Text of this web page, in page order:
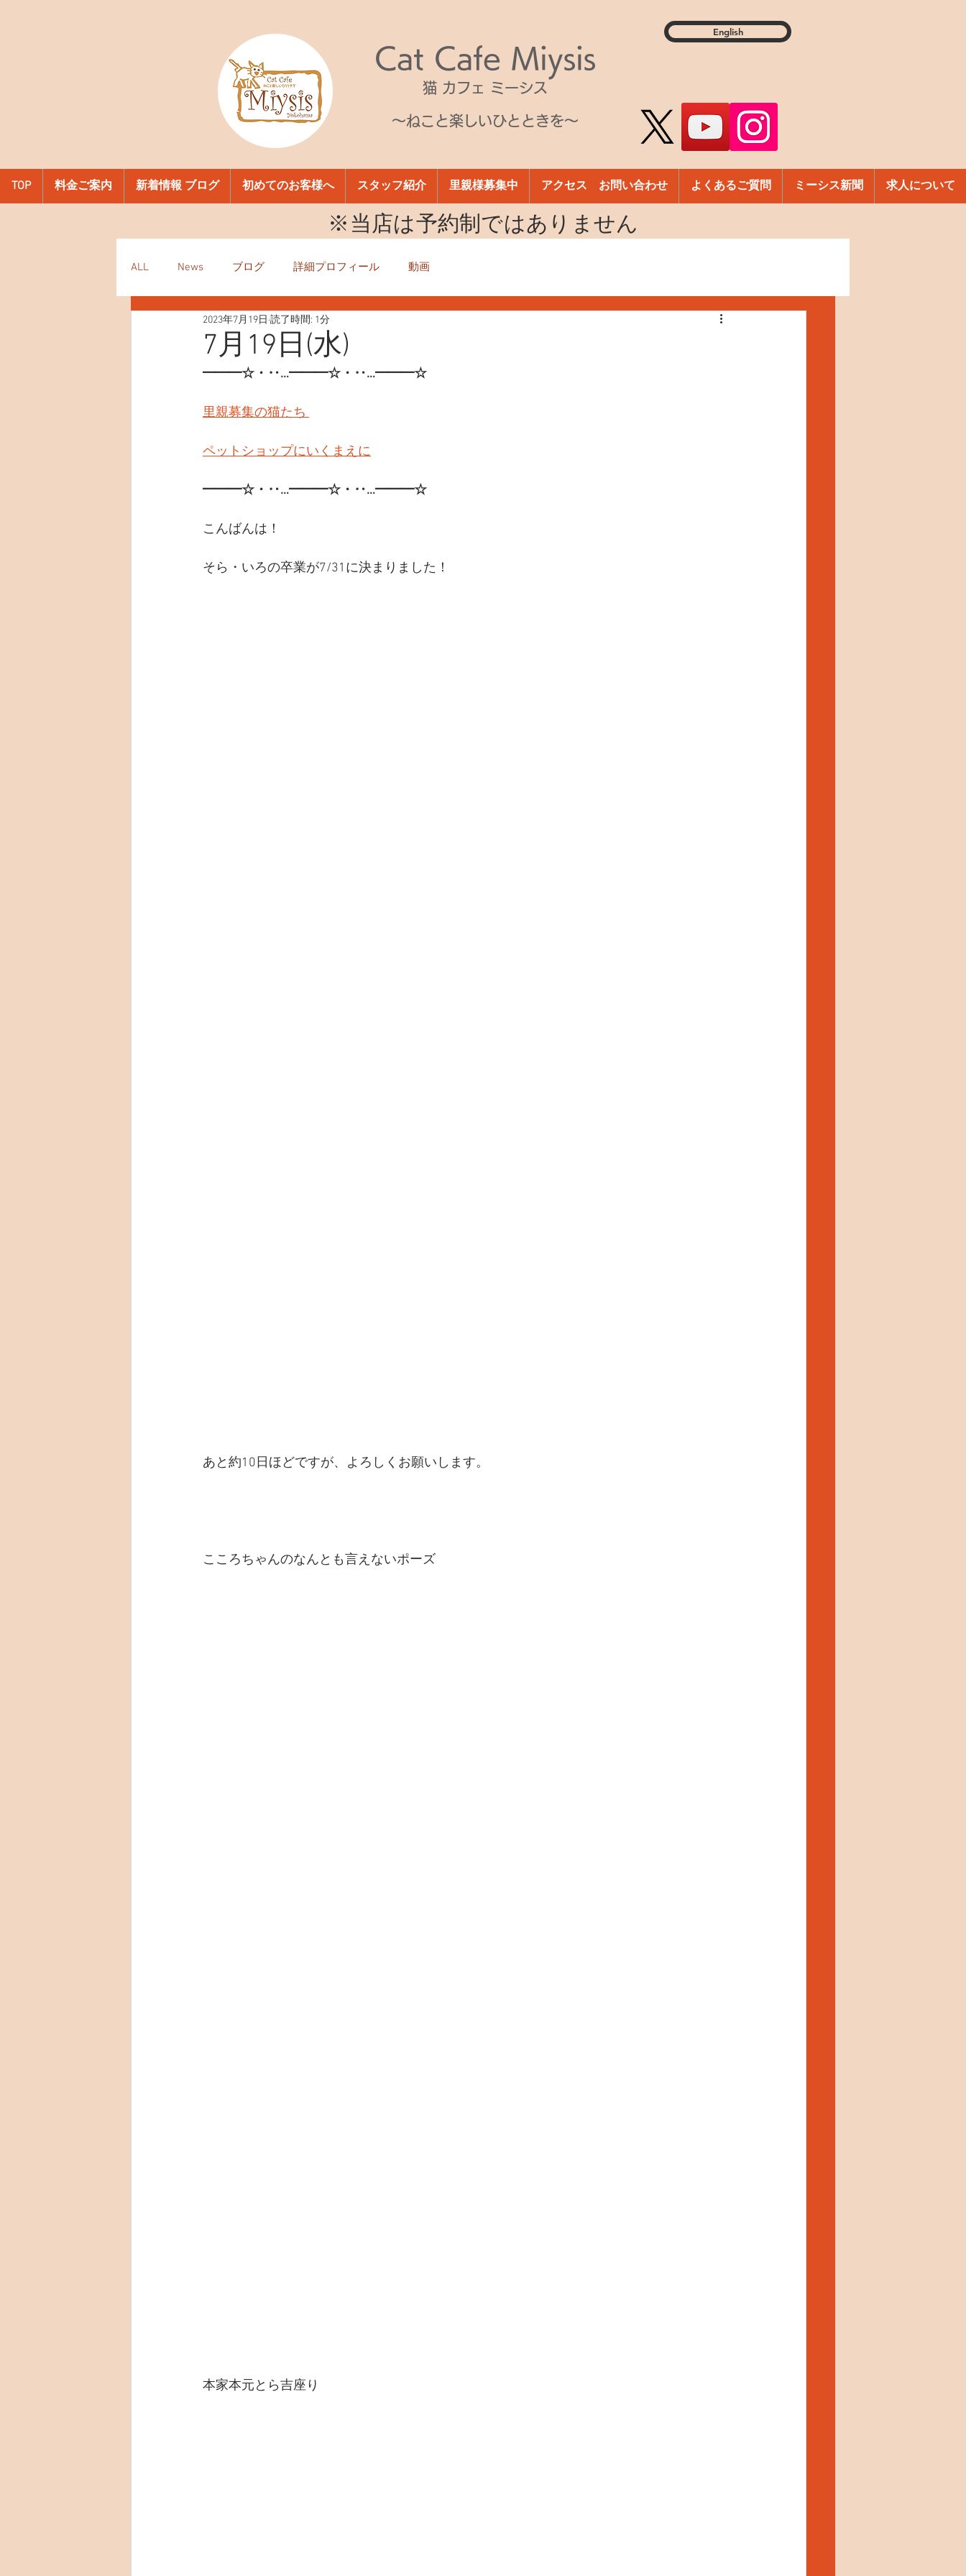
Cat Cafe Miysis
猫 カフェ ミーシス
～ねこと楽しいひとときを～
English
TOP 料金ご案内 新着情報 ブログ 初めてのお客様へ スタッフ紹介 里親様募集中 アクセス お問い合わせ よくあるご質問 ミーシス新聞 求人について
​※当店は予約制ではありません
ALL News ブログ 詳細プロフィール 動画
7月19日(水)
2023年7月19日 読了時間: 1分
━━━☆・‥…━━━☆・‥…━━━☆
里親募集の猫たち
ペットショップにいくまえに
━━━☆・‥…━━━☆・‥…━━━☆
こんばんは！
そら・いろの卒業が7/31に決まりました！
あと約10日ほどですが、よろしくお願いします。
こころちゃんのなんとも言えないポーズ
本家本元とら吉座り